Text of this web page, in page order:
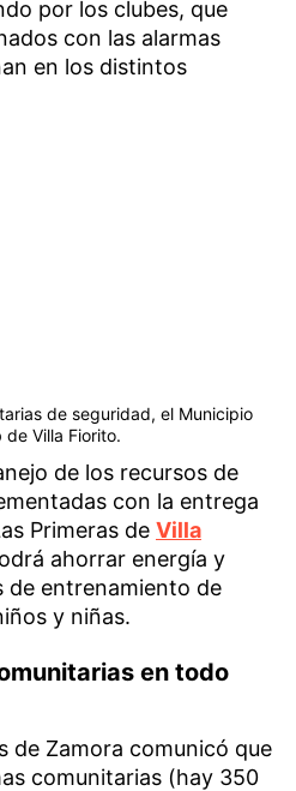
por los clubes, que
con las alarmas
en los distintos
de seguridad, el Municipio
Villa Fiorito.
de los recursos de
con la entrega
Primeras de Villa
ahorrar energía y
de entrenamiento de
y niñas.
en todo
de Zamora comunicó que
comunitarias (hay 350